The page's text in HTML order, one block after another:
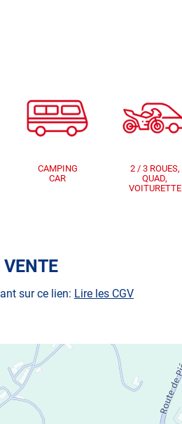
CAMPING
CAR
2 / 3 ROUES,
QUAD,
VOITURETTE
VENTE
sur ce lien: Lire les CGV